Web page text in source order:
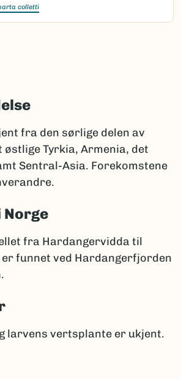
colletti
fra den sørlige delen av
østlige Tyrkia, Armenia, det
Sentral-Asia. Forekomstene
Norge
fra Hardangervidda til
funnet ved Hardangerfjorden
larvens vertsplante er ukjent.